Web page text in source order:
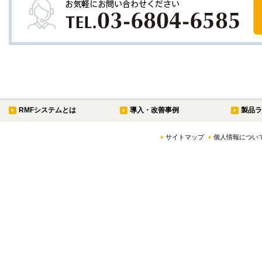
RMFシステムとは 導入・改善事例 製品
サイトマップ 個人情報につい